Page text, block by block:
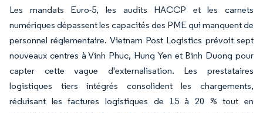
Les mandats Euro-5, les audits HACCP et les carnets
numériques dépassent les capacités des PME qui manquent de
personnel réglementaire. Vietnam Post Logistics prévoit sept
nouveaux centres à Vinh Phuc, Hung Yen et Binh Duong pour
capter cette vague d'externalisation. Les prestataires
logistiques tiers intégrés consolident les chargements,
réduisant les factures logistiques de 15 à 20 % tout en